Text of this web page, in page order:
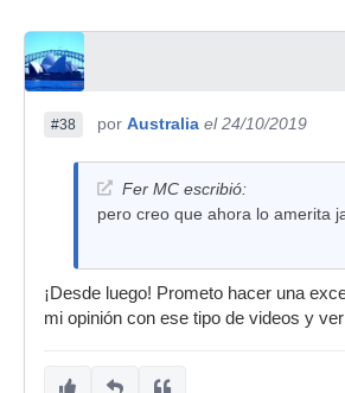
#38 por Australia el 24/10/2019
Fer MC escribió:
pero creo que ahora lo amerita
¡Desde luego! Prometo hacer una
mi opinión con ese tipo de videos y